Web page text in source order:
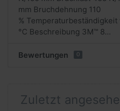
mm Bruchdehnung 110
%
°C Beschreibung 3M™ 8...
Bewertungen 0
Zuletzt